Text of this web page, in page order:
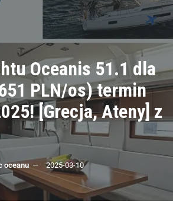
Oceanis 51.1 dla
PLN/os) termin
[Grecja, Ateny] z
oceanu
2025-03-10